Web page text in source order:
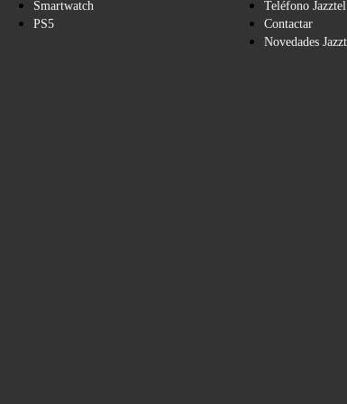
Smartwatch
PS5
Teléfono Jazztel
Contactar
Novedades